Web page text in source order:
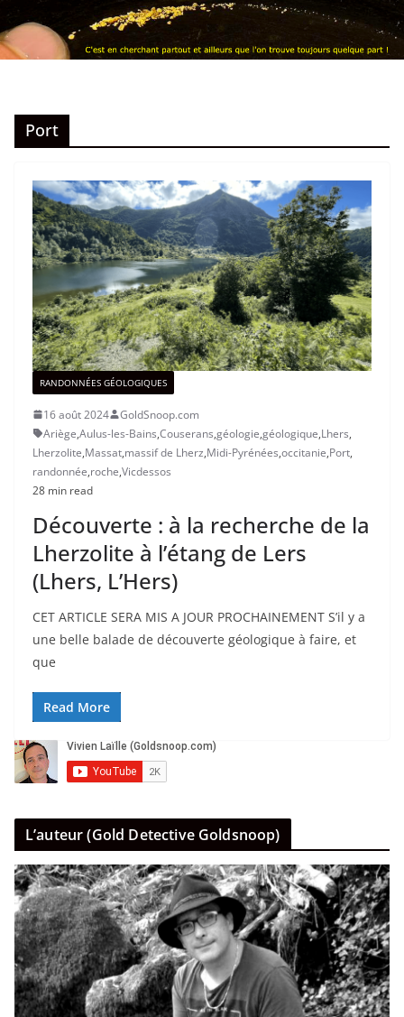
Port
RANDONNÉES GÉOLOGIQUES
16 août 2024
GoldSnoop.com
Ariège,Aulus-les-Bains,Couserans,géologie,géologique,Lhers,
Lherzolite,Massat,massif de Lherz,Midi-Pyrénées,occitanie,Port,
randonnée,roche,Vicdessos
28 min read
Découverte : à la recherche de la
Lherzolite à l’étang de Lers
(Lhers, L’Hers)
CET ARTICLE SERA MIS A JOUR PROCHAINEMENT S’il y a
une belle balade de découverte géologique à faire, et
que
Read More
L’auteur (Gold Detective Goldsnoop)